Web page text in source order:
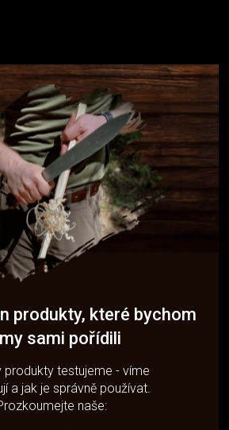
produkty, které bychom
sami pořídili
produkty testujeme - víme
a jak je správně používat.
naše: